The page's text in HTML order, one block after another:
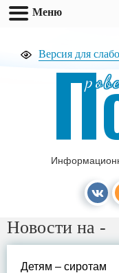
Версия для
П
Новости на -
Детям – сиротам
Меню